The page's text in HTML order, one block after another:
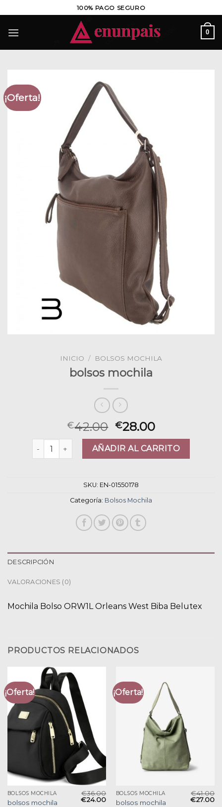
al
contenido
100% PAGO SEGURO
0
¡Oferta!
INICIO / BOLSOS MOCHILA
bolsos mochila
€42.00 €28.00
bolsos mochila cantidadAÑADIR AL CARRITO
SKU: EN-01550178
Categoría: Bolsos Mochila
DESCRIPCIÓN
VALORACIONES (0)
Mochila Bolso ORW1L Orleans West Biba Belutex
PRODUCTOS RELACIONADOS
¡Oferta!
BOLSOS MOCHILA
bolsos mochila
€36.00
€24.00
¡Oferta!
BOLSOS MOCHILA
bolsos mochila
€41.00
€27.00